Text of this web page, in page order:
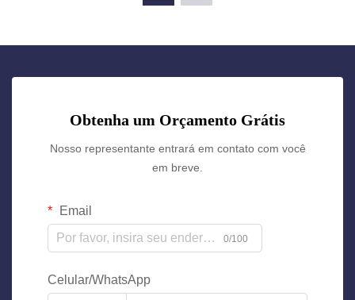
Obtenha um Orçamento Grátis
Nosso representante entrará em contato com você
em breve.
Email
0/100
Celular/WhatsApp